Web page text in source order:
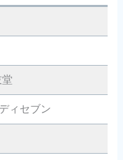
ィセブン